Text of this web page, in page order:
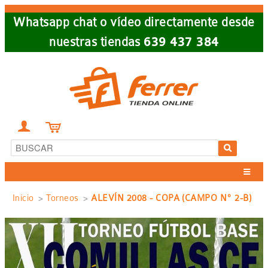
Skip
Whatsapp chat o vídeo directamente desde
nuestras tiendas 639 437 384
 
Sobrescribir
enlaces
de
ayuda
Inicio Torneos ALEVÍN 2008 - COPA (CAMPO Nº 2-B)